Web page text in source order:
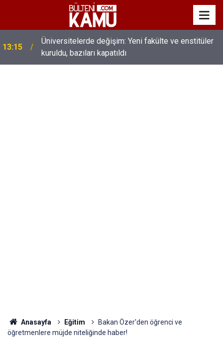
13:00
MEB’de üst düzey değişim: Genel müdürler değişti,
yeni isimler atandı
Anasayfa Eğitim
Bakan Özer'den öğrenci ve
öğretmenlere müjde niteliğinde haber!